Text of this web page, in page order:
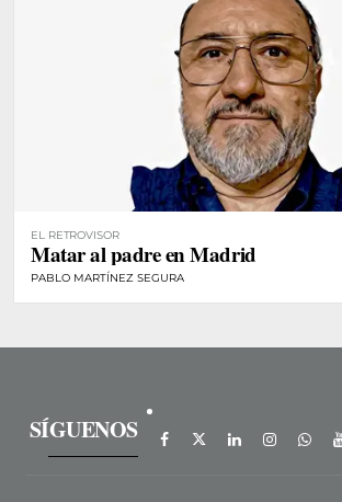
EL RETROVISOR
Matar al padre en Madrid
PABLO MARTÍNEZ SEGURA
SÍGUENOS